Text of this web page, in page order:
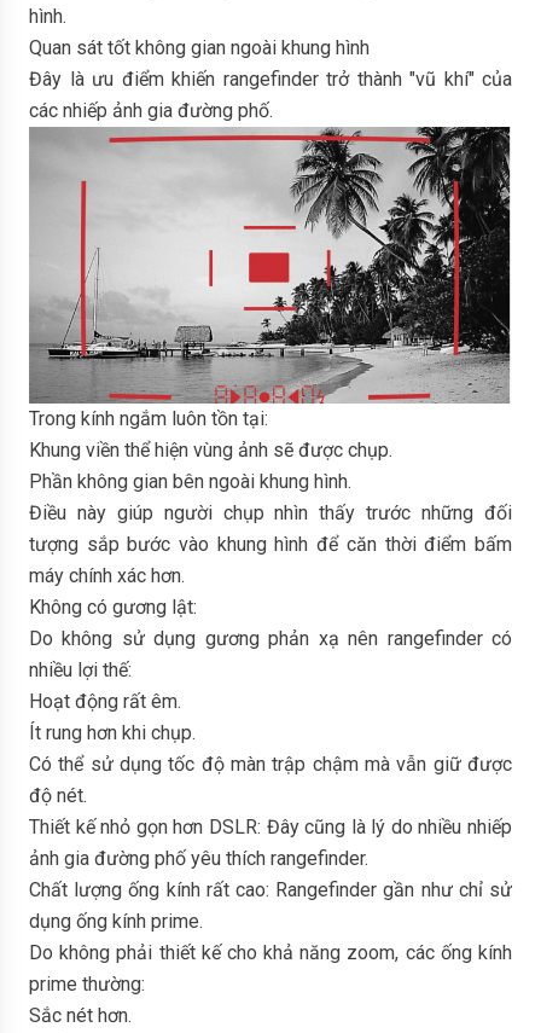
hình.
Quan sát tốt không gian ngoài khung hình
Đây là ưu điểm khiến rangefinder trở thành "vũ khí" của
các nhiếp ảnh gia đường phố.
Trong kính ngắm luôn tồn tại:
Khung viền thể hiện vùng ảnh sẽ được chụp.
Phần không gian bên ngoài khung hình.
Điều này giúp người chụp nhìn thấy trước những đối
tượng sắp bước vào khung hình để căn thời điểm bấm
máy chính xác hơn.
Không có gương lật:
Do không sử dụng gương phản xạ nên rangefinder có
nhiều lợi thế:
Hoạt động rất êm.
Ít rung hơn khi chụp.
Có thể sử dụng tốc độ màn trập chậm mà vẫn giữ được
độ nét.
Thiết kế nhỏ gọn hơn DSLR: Đây cũng là lý do nhiều nhiếp
ảnh gia đường phố yêu thích rangefinder.
Chất lượng ống kính rất cao: Rangefinder gần như chỉ sử
dụng ống kính prime.
Do không phải thiết kế cho khả năng zoom, các ống kính
prime thường:
Sắc nét hơn.